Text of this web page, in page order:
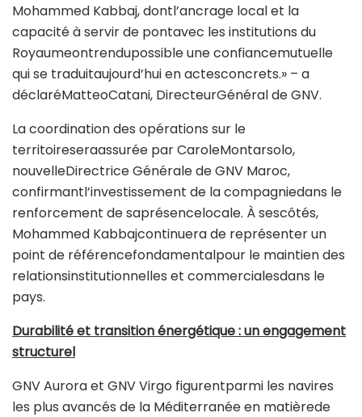
Mohammed Kabbaj, dontl’ancrage local et la
capacité à servir de pontavec les institutions du
Royaumeontrendupossible une confiancemutuelle
qui se traduitaujourd’hui en actesconcrets.» – a
déclaréMatteoCatani, DirecteurGénéral de GNV.
La coordination des opérations sur le
territoireseraassurée par CaroleMontarsolo,
nouvelleDirectrice Générale de GNV Maroc,
confirmantl’investissement de la compagniedans le
renforcement de saprésencelocale. À sescôtés,
Mohammed Kabbajcontinuera de représenter un
point de référencefondamentalpour le maintien des
relationsinstitutionnelles et commercialesdans le
pays.
Durabilité et transition énergétique : un engagement
structurel
GNV Aurora et GNV Virgo figurentparmi les navires
les plus avancés de la Méditerranée en matièrede